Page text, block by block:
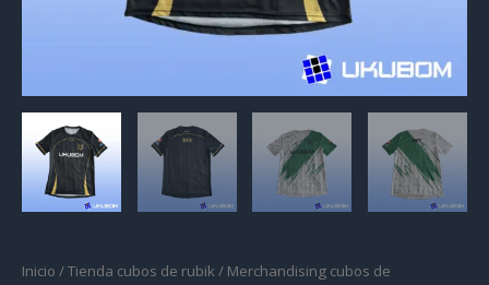
Inicio /Tienda cubos de rubik/ Merchandising cubos de